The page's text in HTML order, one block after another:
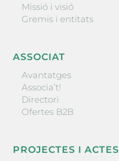
Missió i visió
Gremis i entitats
ASSOCIAT
Avantatges
Associa’t!
Directori
Ofertes B2B
PROJECTES I ACTES